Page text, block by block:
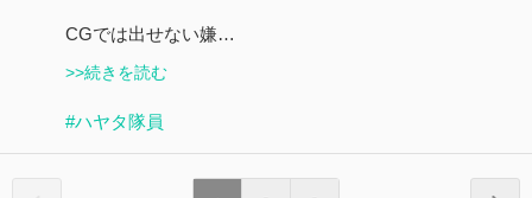
CGでは出せない嫌…
>>続きを読む
#ハヤタ隊員